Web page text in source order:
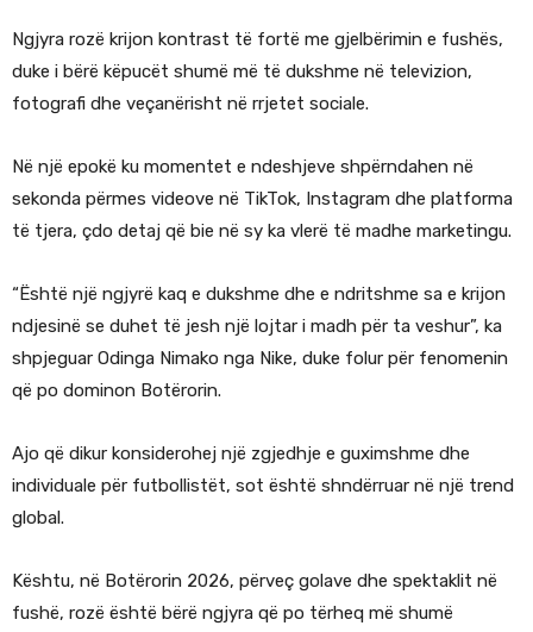
Ngjyra rozë krijon kontrast të fortë me gjelbërimin e fushës,
duke i bërë këpucët shumë më të dukshme në televizion,
fotografi dhe veçanërisht në rrjetet sociale.
Në një epokë ku momentet e ndeshjeve shpërndahen në
sekonda përmes videove në TikTok, Instagram dhe platforma
të tjera, çdo detaj që bie në sy ka vlerë të madhe marketingu.
“Është një ngjyrë kaq e dukshme dhe e ndritshme sa e krijon
ndjesinë se duhet të jesh një lojtar i madh për ta veshur”, ka
shpjeguar Odinga Nimako nga Nike, duke folur për fenomenin
që po dominon Botërorin.
Ajo që dikur konsiderohej një zgjedhje e guximshme dhe
individuale për futbollistët, sot është shndërruar në një trend
global.
Kështu, në Botërorin 2026, përveç golave dhe spektaklit në
fushë, rozë është bërë ngjyra që po tërheq më shumë